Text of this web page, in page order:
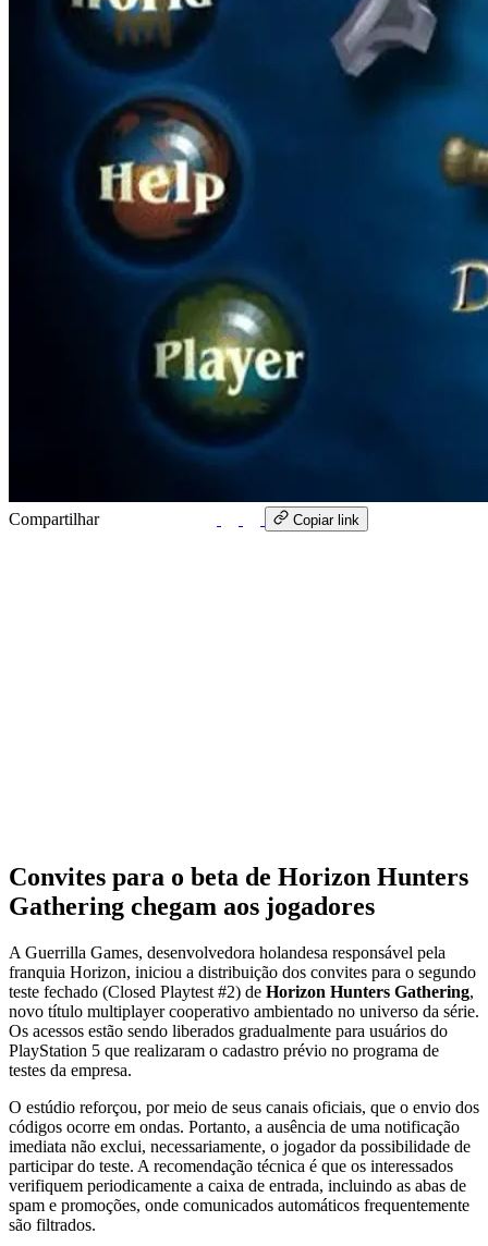
Compartilhar Copiar link
Convites para o beta de Horizon Hunters
Gathering chegam aos jogadores
A Guerrilla Games, desenvolvedora holandesa responsável pela
franquia Horizon, iniciou a distribuição dos convites para o segundo
teste fechado (Closed Playtest #2) de Horizon Hunters Gathering,
novo título multiplayer cooperativo ambientado no universo da série.
Os acessos estão sendo liberados gradualmente para usuários do
PlayStation 5 que realizaram o cadastro prévio no programa de
testes da empresa.
O estúdio reforçou, por meio de seus canais oficiais, que o envio dos
códigos ocorre em ondas. Portanto, a ausência de uma notificação
imediata não exclui, necessariamente, o jogador da possibilidade de
participar do teste. A recomendação técnica é que os interessados
verifiquem periodicamente a caixa de entrada, incluindo as abas de
spam e promoções, onde comunicados automáticos frequentemente
são filtrados.